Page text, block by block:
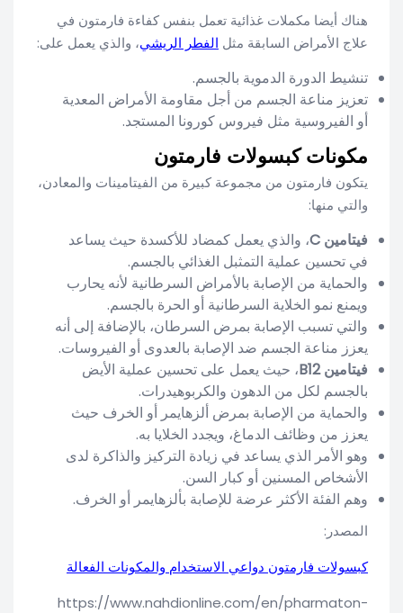
هناك أيضا مكملات غذائية تعمل بنفس كفاءة فارمتون في
علاج الأمراض السابقة مثل الفطر الريشي، والذي يعمل على:
تنشيط الدورة الدموية بالجسم.
تعزيز مناعة الجسم من أجل مقاومة الأمراض المعدية
أو الفيروسية مثل فيروس كورونا المستجد.
مكونات كبسولات فارمتون
يتكون فارمتون من مجموعة كبيرة من الفيتامينات والمعادن،
والتي منها:
فيتامين C
، والذي يعمل كمضاد للأكسدة حيث يساعد
في تحسين عملية التمثبل الغذائي بالجسم.
والحماية من الإصابة بالأمراض السرطانية لأنه يحارب
ويمنع نمو الخلاية السرطانية أو الحرة بالجسم.
والتي تسبب الإصابة بمرض السرطان، بالإضافة إلى أنه
يعزز مناعة الجسم ضد الإصابة بالعدوى أو الفيروسات.
فيتامين B12
، حيث يعمل على تحسين عملية الأيض
بالجسم لكل من الدهون والكربوهيدرات.
والحماية من الإصابة بمرض ألزهايمر أو الخرف حيث
يعزز من وظائف الدماغ، ويجدد الخلايا به.
وهو الأمر الذي يساعد في زيادة التركيز والذاكرة لدى
الأشخاص المسنين أو كبار السن.
وهم الفئة الأكثر عرضة للإصابة بألزهايمر أو الخرف.
المصدر:
كبسولات فارمتون دواعي الاستخدام والمكونات الفعالة
https://www.nahdionline.com/en/pharmaton-